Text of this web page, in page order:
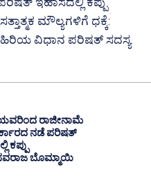
ರಾಜೀನಾಮೆ
ನಡೆ ಪರಿಷತ್
ಕಪ್ಪು
ಬೊಮ್ಮಾಯಿ